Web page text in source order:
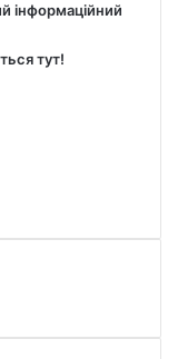
інформаційний
тут!